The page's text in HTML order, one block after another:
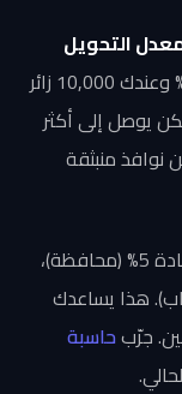
معدل التحويل
. يعني لو معدل تحويلك حالياً 3% وعندك 10,000 زائر
فالفرق ممكن يوصل إلى أكثر
نوافذ منبثقة
الحاسبة تعرض لك 3 سيناريوهات واقعية: زيادة 5% (محافظة)،
أب سناب). هذا يساعدك
جرّبحاسبة